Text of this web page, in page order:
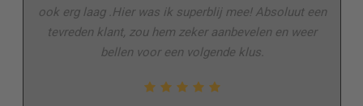
ook erg laag .Hier was ik superblij mee! Absoluut een
tevreden klant, zou hem zeker aanbevelen en weer
bellen voor een volgende klus.